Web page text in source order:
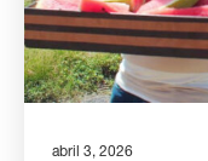
abril 3, 2026